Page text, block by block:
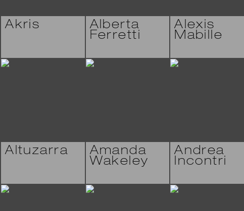
Akris
Alberta
Ferretti
Alexis
Mabille
Altuzarra
Amanda
Wakeley
Andrea
Incontri